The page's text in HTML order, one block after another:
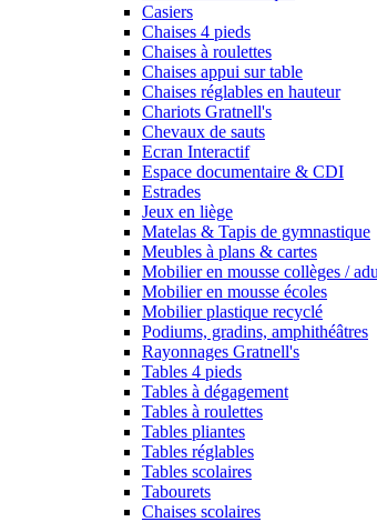
Casiers
Chaises 4 pieds
Chaises à roulettes
Chaises appui sur table
Chaises réglables en hauteur
Chariots Gratnell's
Chevaux de sauts
Ecran Interactif
Espace documentaire & CDI
Estrades
Jeux en liège
Matelas & Tapis de gymnastique
Meubles à plans & cartes
Mobilier en mousse collèges /
Mobilier en mousse écoles
Mobilier plastique recyclé
Podiums, gradins, amphithéâtres
Rayonnages Gratnell's
Tables 4 pieds
Tables à dégagement
Tables à roulettes
Tables pliantes
Tables réglables
Tables scolaires
Tabourets
Chaises scolaires